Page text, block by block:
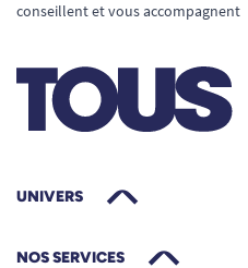
conseillent et vous accompagnent
UNIVERS
NOS SERVICES